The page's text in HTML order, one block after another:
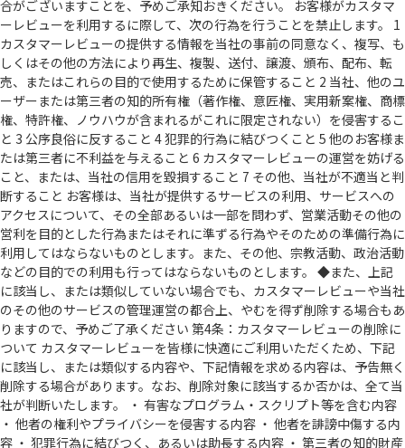
合がございますことを、予めご承知おきください。 お客様がカスタマ
ーレビューを利用するに際して、次の行為を行うことを禁止します。 1
カスタマーレビューの提供する情報を当社の事前の同意なく、複写、も
しくはその他の方法により再生、複製、送付、譲渡、頒布、配布、転
売、またはこれらの目的で使用するために保管すること 2 当社、他のユ
ーザーまたは第三者の知的所有権（著作権、意匠権、実用新案権、商標
権、特許権、ノウハウが含まれるがこれに限定されない）を侵害するこ
と 3 公序良俗に反すること 4 犯罪的行為に結びつくこと 5 他のお客様ま
たは第三者に不利益を与えること 6 カスタマーレビューの運営を妨げる
こと、または、当社の信用を毀損すること 7 その他、当社が不適当と判
断すること お客様は、当社が提供するサービスの利用、サービスへの
アクセスについて、その全部あるいは一部を問わず、営業活動その他の
営利を目的とした行為またはそれに準ずる行為やそのための準備行為に
利用してはならないものとします。また、その他、宗教活動、政治活動
などの目的での利用も行ってはならないものとします。 ◆また、上記
に該当し、または類似していない場合でも、カスタマーレビューや当社
のその他のサービスの管理運営の都合上、やむを得ず削除する場合もあ
りますので、予めご了承ください 第4条：カスタマーレビューの削除に
ついて カスタマーレビューを皆様に快適にご利用いただくため、下記
に該当し、または類似する内容や、下記情報を求める内容は、予告無く
削除する場合があります。なお、削除対象に該当するか否かは、全て当
社が判断いたします。 ・ 有害なプログラム・スクリプト等を含む内容
・ 他者の権利やプライバシーを侵害する内容 ・ 他者を誹謗中傷する内
容 ・ 犯罪行為に結びつく、あるいは助長する内容 ・ 第三者の知的財産